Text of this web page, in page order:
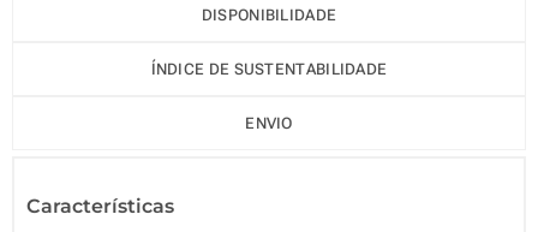
DISPONIBILIDADE
ÍNDICE DE SUSTENTABILIDADE
ENVIO
Características